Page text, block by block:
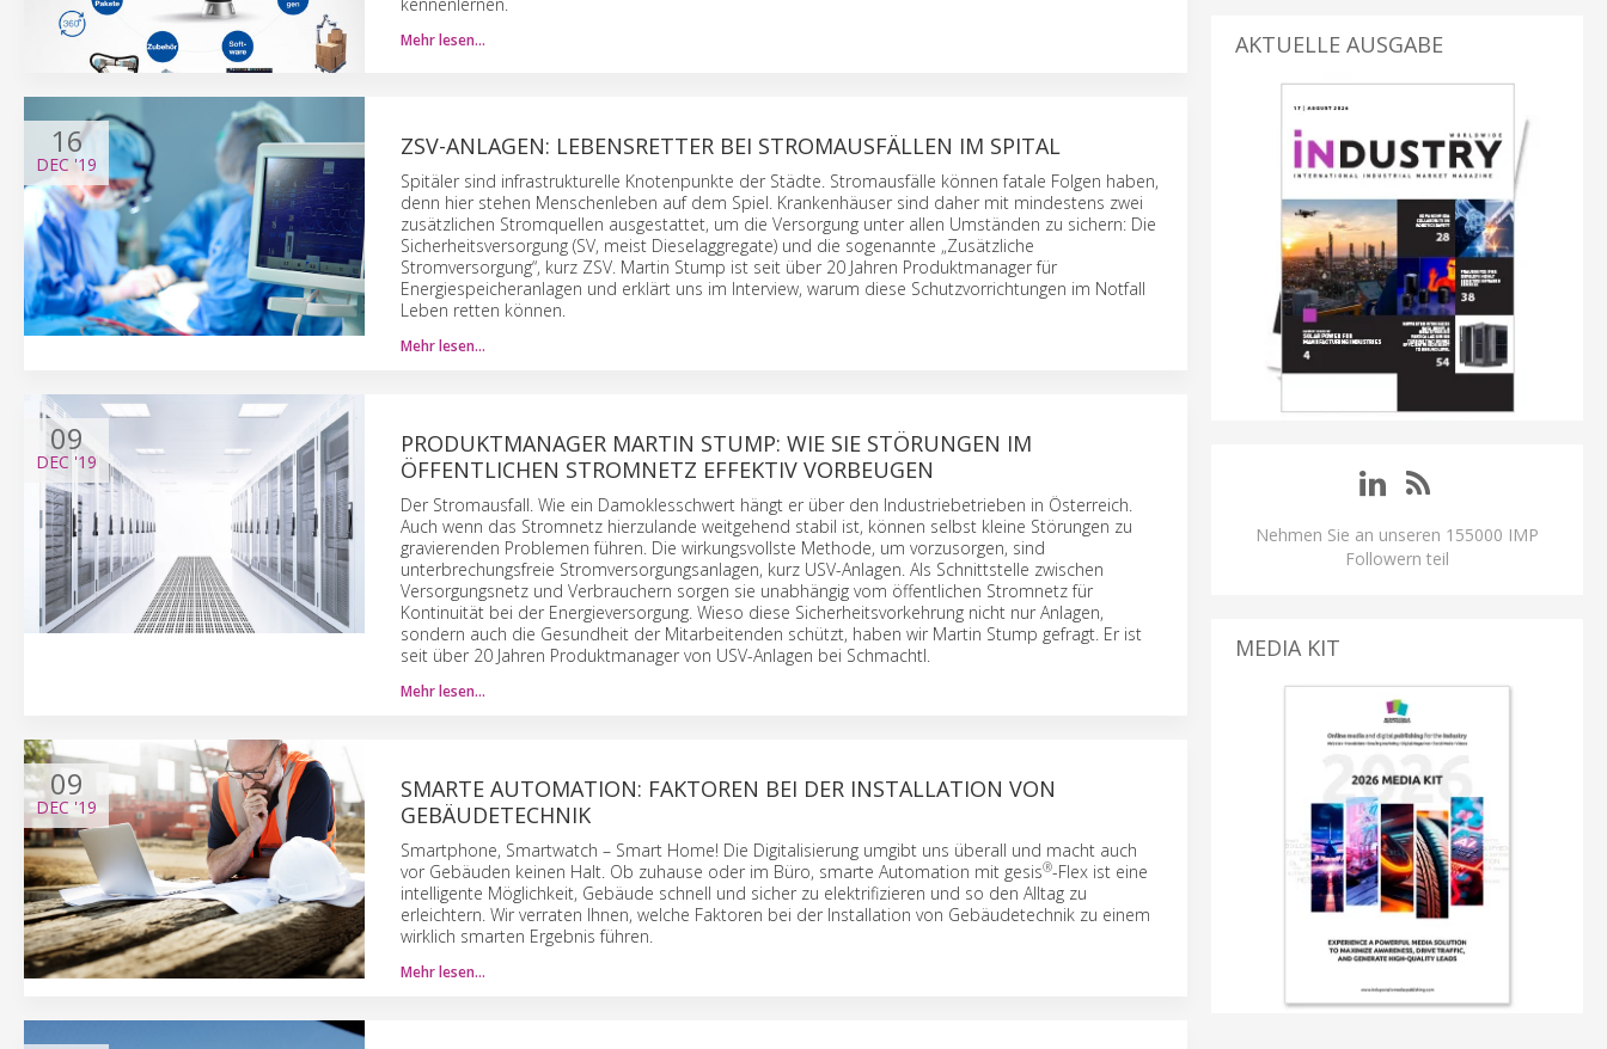
Mehr lesen…
16
DEC '19
ZSV-ANLAGEN: LEBENSRETTER BEI STROMAUSFÄLLEN IM SPITAL
Spitäler sind infrastrukturelle Knotenpunkte der Städte. Stromausfälle können fatale Folgen haben,
denn hier stehen Menschenleben auf dem Spiel. Krankenhäuser sind daher mit mindestens zwei
zusätzlichen Stromquellen ausgestattet, um die Versorgung unter allen Umständen zu sichern: Die
Sicherheitsversorgung (SV, meist Dieselaggregate) und die sogenannte „Zusätzliche
Stromversorgung“, kurz ZSV. Martin Stump ist seit über 20 Jahren Produktmanager für
Energiespeicheranlagen und erklärt uns im Interview, warum diese Schutzvorrichtungen im Notfall
Leben retten können.
Mehr lesen…
09
DEC '19
PRODUKTMANAGER MARTIN STUMP: WIE SIE STÖRUNGEN IM
ÖFFENTLICHEN STROMNETZ EFFEKTIV VORBEUGEN
Der Stromausfall. Wie ein Damoklesschwert hängt er über den Industriebetrieben in Österreich.
Auch wenn das Stromnetz hierzulande weitgehend stabil ist, können selbst kleine Störungen zu
gravierenden Problemen führen. Die wirkungsvollste Methode, um vorzusorgen, sind
unterbrechungsfreie Stromversorgungsanlagen, kurz USV-Anlagen. Als Schnittstelle zwischen
Versorgungsnetz und Verbrauchern sorgen sie unabhängig vom öffentlichen Stromnetz für
Kontinuität bei der Energieversorgung. Wieso diese Sicherheitsvorkehrung nicht nur Anlagen,
sondern auch die Gesundheit der Mitarbeitenden schützt, haben wir Martin Stump gefragt. Er ist
seit über 20 Jahren Produktmanager von USV-Anlagen bei Schmachtl.
Mehr lesen…
09
DEC '19
SMARTE AUTOMATION: FAKTOREN BEI DER INSTALLATION VON
GEBÄUDETECHNIK
Smartphone, Smartwatch – Smart Home! Die Digitalisierung umgibt uns überall und macht auch
vor Gebäuden keinen Halt. Ob zuhause oder im Büro, smarte Automation mit gesis®-Flex ist eine
intelligente Möglichkeit, Gebäude schnell und sicher zu elektrifizieren und so den Alltag zu
erleichtern. Wir verraten Ihnen, welche Faktoren bei der Installation von Gebäudetechnik zu einem
wirklich smarten Ergebnis führen.
Mehr lesen…
AKTUELLE AUSGABE
Nehmen Sie an unseren 155000 IMP
Followern teil
MEDIA KIT